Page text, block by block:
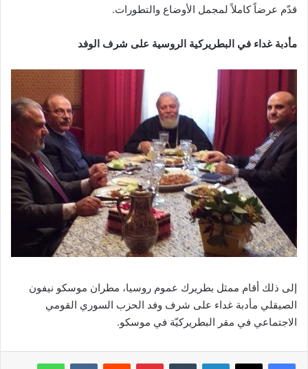
قدّم عرضاً كاملاً لمجمل الأوضاع والتطورات.
مأدبة غداء في البطريركية الروسية على شرف الوفد
إلى ذلك أقام ممثل بطريرك عموم روسيا، مطران موسكو نيفون
الصيقلي مأدبة غداء على شرف وفد الحزب السوري القومي
الاجتماعي في مقر البطريركيّة في موسكو.
فيسبوك لينكدإن بينتيريست